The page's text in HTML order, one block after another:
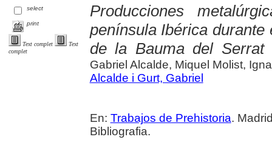
select
print
Text complet
Text
complet
Producciones
península Ibérica
de la Bauma del Serrat
Gabriel Alcalde, Miquel Molist,
Alcalde i Gurt, Gabriel
En: Trabajos de Prehistoria.
Bibliografia.